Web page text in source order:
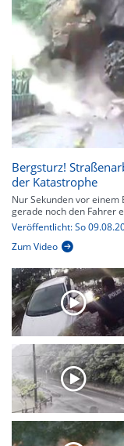
Bergsturz!
der Katastrophe
Nur Sekunden vor
gerade noch den Fahrer
Veröffentlicht: So
Zum Video